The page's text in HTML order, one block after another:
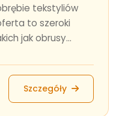
tekstyliów
to szeroki
jak obrusy...
Szczegóły